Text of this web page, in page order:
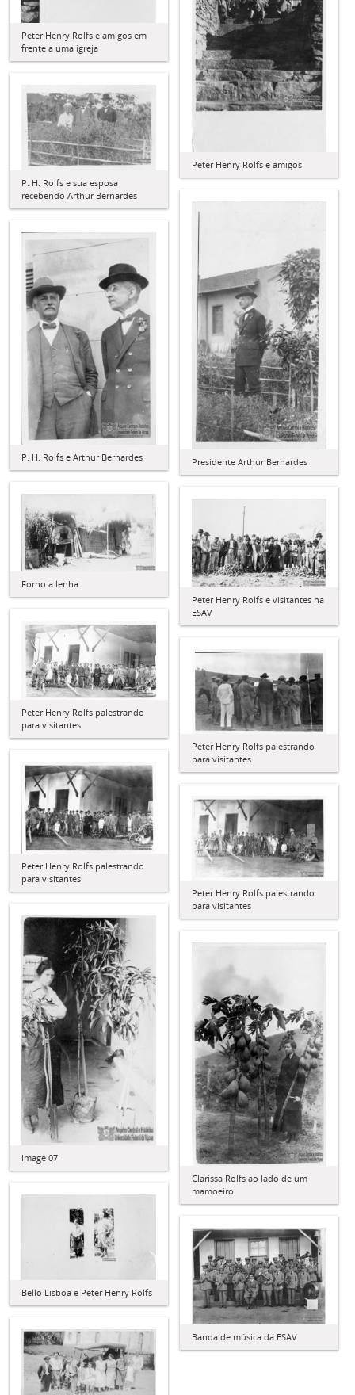
Peter Henry Rolfs e amigos em
frente a uma igreja
Peter Henry Rolfs e amigos
P. H. Rolfs e sua esposa
recebendo Arthur Bernardes
Presidente Arthur Bernardes
P. H. Rolfs e Arthur Bernardes
Forno a lenha
Peter Henry Rolfs e visitantes na
ESAV
Peter Henry Rolfs palestrando
para visitantes
Peter Henry Rolfs palestrando
para visitantes
Peter Henry Rolfs palestrando
para visitantes
Peter Henry Rolfs palestrando
para visitantes
image 07
Clarissa Rolfs ao lado de um
mamoeiro
Bello Lisboa e Peter Henry Rolfs
Banda de música da ESAV